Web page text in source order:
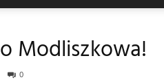
Modliszkowa!
0